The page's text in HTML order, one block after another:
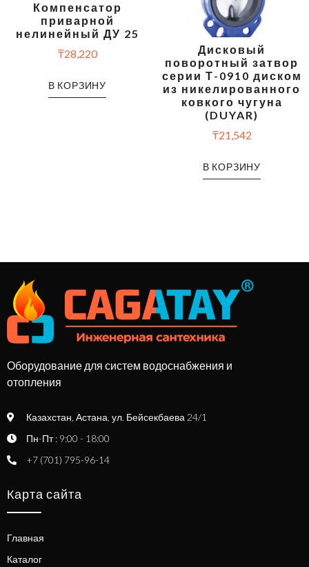
Компенсатор
приварной
нелинейный ДУ 25
₸28,220
В КОРЗИНУ
Дисковый
поворотный затвор
серии Т-0910 диском
из никелированного
ковкого чугуна
(DUYAR)
₸21,542
В КОРЗИНУ
Оборудование для систем водоснабжения и
отопления
Казахстан, Астана, ул. Бейсекбаева 24/1
Пн-Пт : 9:00 - 18:00
+7 (701) 795-96-14
Карта сайта
Главная
Каталог